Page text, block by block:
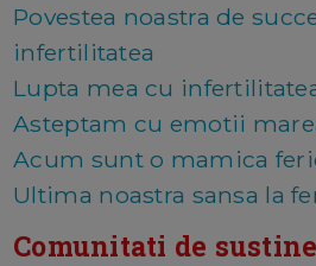
Povestea noastra de
infertilitatea
Lupta mea cu
Asteptam cu emotii
Acum sunt o mamica
Ultima noastra sansa la
Comunitati de